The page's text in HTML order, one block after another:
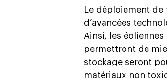
Le déploiement de
d’avancées
Ainsi, les
permettront de
stockage seront
matériaux non